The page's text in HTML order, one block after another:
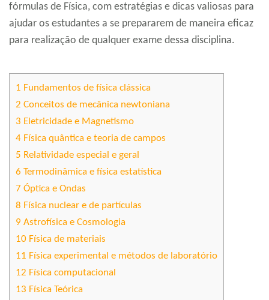
fórmulas de Física, com estratégias e dicas valiosas para
ajudar os estudantes a se prepararem de maneira eficaz
para realização de qualquer exame dessa disciplina.
1 Fundamentos de física clássica
2 Conceitos de mecânica newtoniana
3 Eletricidade e Magnetismo
4 Física quântica e teoria de campos
5 Relatividade especial e geral
6 Termodinâmica e física estatística
7 Óptica e Ondas
8 Física nuclear e de partículas
9 Astrofísica e Cosmologia
10 Física de materiais
11 Física experimental e métodos de laboratório
12 Física computacional
13 Física Teórica